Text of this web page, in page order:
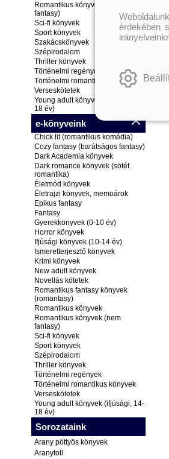
Romantikus könyvek (nem
fantasy)
Sci-fi könyvek
Sport könyvek
Szakácskönyvek
Szépirodalom
Thriller könyvek
Történelmi regények
Történelmi romantikus könyvek
Verseskötetek
Young adult könyvek (ifjúsági, 14-
18 év)
e-könyveink
Chick lit (romantikus komédia)
Cozy fantasy (barátságos fantasy)
Dark Academia könyvek
Dark romance könyvek (sötét
romantika)
Életmód könyvek
Életrajzi könyvek, memoárok
Epikus fantasy
Fantasy
Gyerekkönyvek (0-10 év)
Horror könyvek
Ifjúsági könyvek (10-14 év)
Ismeretterjesztő könyvek
Krimi könyvek
New adult könyvek
Novellás kötetek
Romantikus fantasy könyvek
(romantasy)
Romantikus könyvek
Romantikus könyvek (nem
fantasy)
Sci-fi könyvek
Sport könyvek
Szépirodalom
Thriller könyvek
Történelmi regények
Történelmi romantikus könyvek
Verseskötetek
Young adult könyvek (ifjúsági, 14-
18 év)
Sorozataink
Arany pöttyös könyvek
Aranytoll
érdekében